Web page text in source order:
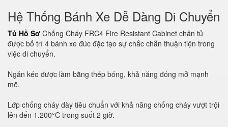
Hệ Thống Bánh Xe Dễ Dàng Di Chuyển
Tủ Hồ Sơ Chống Cháy FRC4 Fire Resistant Cabinet chân tủ
được bố trí 4 bánh xe đúc đặc tạo sự chắc chắn thuận tiện trong
việc di chuyển.
Ngăn kéo được làm bằng thép bóng, khả năng đóng mở mạnh
mẽ.
Lớp chống cháy dày tiêu chuẩn với khả năng chống cháy vượt trội
lên đến 1.200°C trong suốt 2 giờ.